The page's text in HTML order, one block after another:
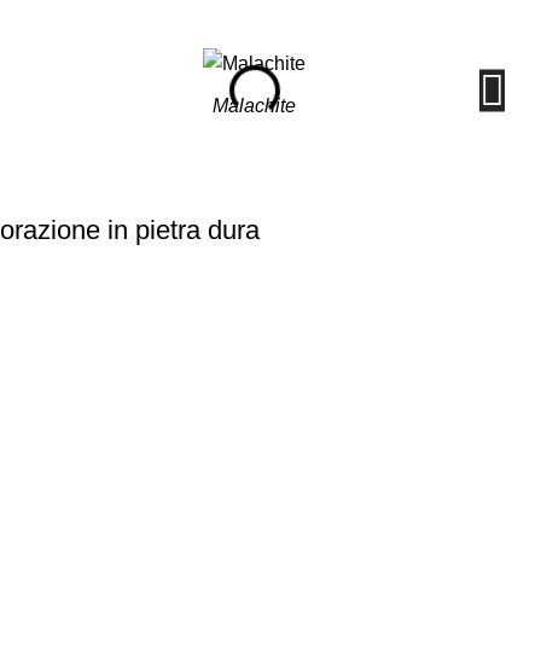
Malachite
in pietra dura